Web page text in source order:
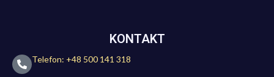
KONTAKT
Telefon: +48 500 141 318